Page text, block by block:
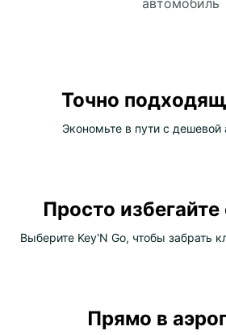
автомобиль
Точно
Экономьте в пути с дешевой
Просто
Выберите Key'N Go, чтобы забрать
Прямо в